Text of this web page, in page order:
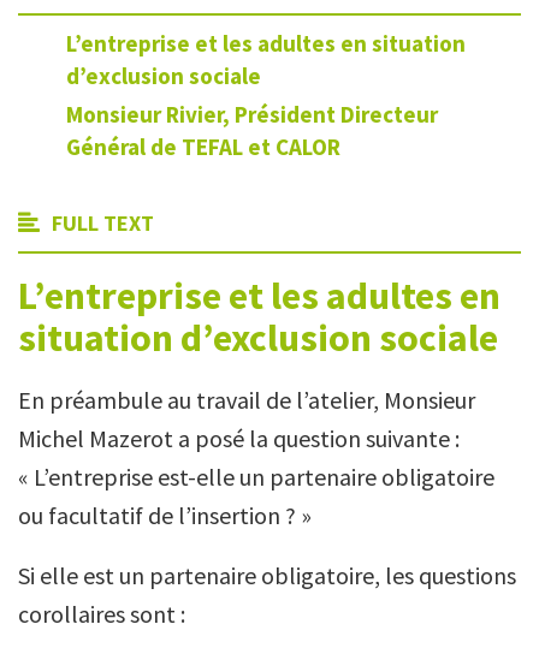
L’entreprise et les adultes en situation
d’exclusion sociale
Monsieur Rivier, Président Directeur
Général de TEFAL et CALOR
FULL TEXT
L’entreprise et les adultes en
situation d’exclusion sociale
En préambule au travail de l’atelier, Monsieur
Michel Mazerot a posé la question suivante :
« L’entreprise est-elle un partenaire obligatoire
ou facultatif de l’insertion ? »
Si elle est un partenaire obligatoire, les questions
corollaires sont :